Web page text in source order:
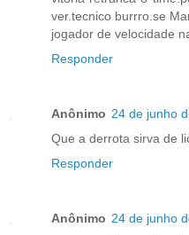
ver.tecnico burrro.se
jogador de velocidade
Responder
Anônimo 24 de junho
Que a derrota sirva de
Responder
Anônimo 24 de junho